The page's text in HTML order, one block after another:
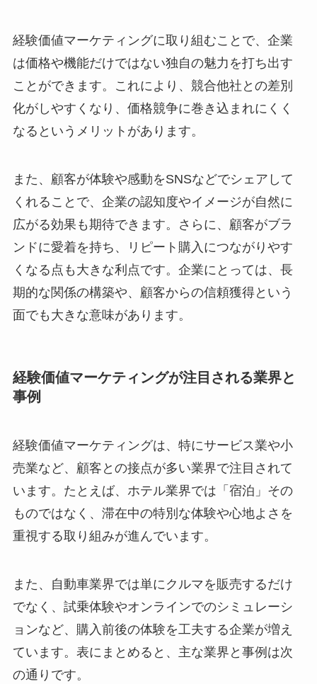
経験価値マーケティングに取り組むことで、企業
は価格や機能だけではない独自の魅力を打ち出す
ことができます。これにより、競合他社との差別
化がしやすくなり、価格競争に巻き込まれにくく
なるというメリットがあります。
また、顧客が体験や感動をSNSなどでシェアして
くれることで、企業の認知度やイメージが自然に
広がる効果も期待できます。さらに、顧客がブラ
ンドに愛着を持ち、リピート購入につながりやす
くなる点も大きな利点です。企業にとっては、長
期的な関係の構築や、顧客からの信頼獲得という
面でも大きな意味があります。
経験価値マーケティングが注目される業界と
事例
経験価値マーケティングは、特にサービス業や小
売業など、顧客との接点が多い業界で注目されて
います。たとえば、ホテル業界では「宿泊」その
ものではなく、滞在中の特別な体験や心地よさを
重視する取り組みが進んでいます。
また、自動車業界では単にクルマを販売するだけ
でなく、試乗体験やオンラインでのシミュレーシ
ョンなど、購入前後の体験を工夫する企業が増え
ています。表にまとめると、主な業界と事例は次
の通りです。